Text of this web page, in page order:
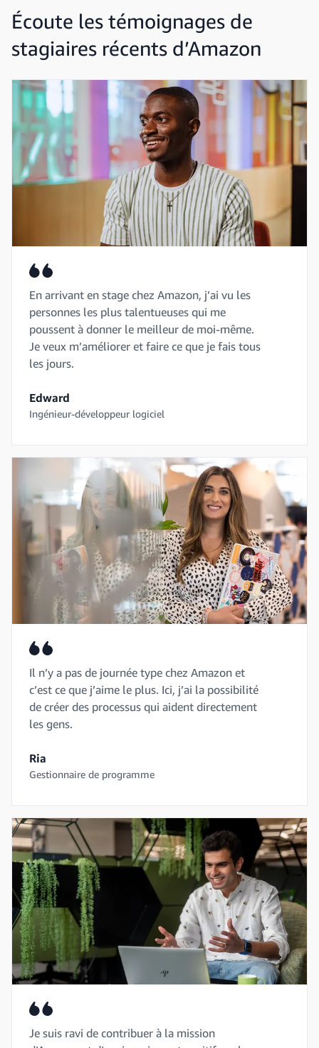
Écoute les témoignages de
stagiaires récents d’Amazon
En arrivant en stage chez Amazon, j’ai vu les
personnes les plus talentueuses qui me
poussent à donner le meilleur de moi-même.
Je veux m’améliorer et faire ce que je fais tous
les jours.
Edward
Ingénieur-développeur logiciel
Il n’y a pas de journée type chez Amazon et
c’est ce que j’aime le plus. Ici, j’ai la possibilité
de créer des processus qui aident directement
les gens.
Ria
Gestionnaire de programme
Je suis ravi de contribuer à la mission